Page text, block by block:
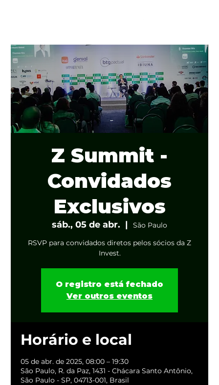
Z Summit -
Convidados
Exclusivos
sáb., 05 de abr.
  |
São Paulo
RSVP para convidados diretos pelos sócios da Z
Invest.
O registro está fechado
Ver outros eventos
Horário e local
05 de abr. de 2025, 08:00 – 19:30
São Paulo, R. da Paz, 1431 - Chácara Santo Antônio,
São Paulo - SP, 04713-001, Brasil